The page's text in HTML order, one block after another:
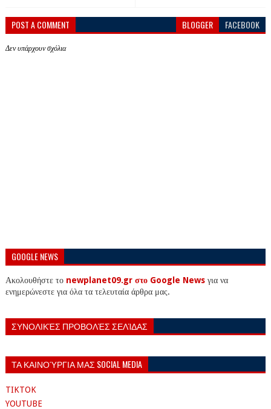
POST A COMMENT BLOGGER FACEBOOK
Δεν υπάρχουν σχόλια
GOOGLE NEWS
Ακολουθήστε το newplanet09.gr στο Google Newsγια να
ενημερώνεστε για όλα τα τελευταία άρθρα μας.
ΣΥΝΟΛΙΚΈΣ ΠΡΟΒΟΛΈΣ ΣΕΛΊΔΑΣ
ΤΑ ΚΑΙΝΟΎΡΓΙΑ ΜΑΣ SOCIAL MEDIA
TIKTOK
YOUTUBE